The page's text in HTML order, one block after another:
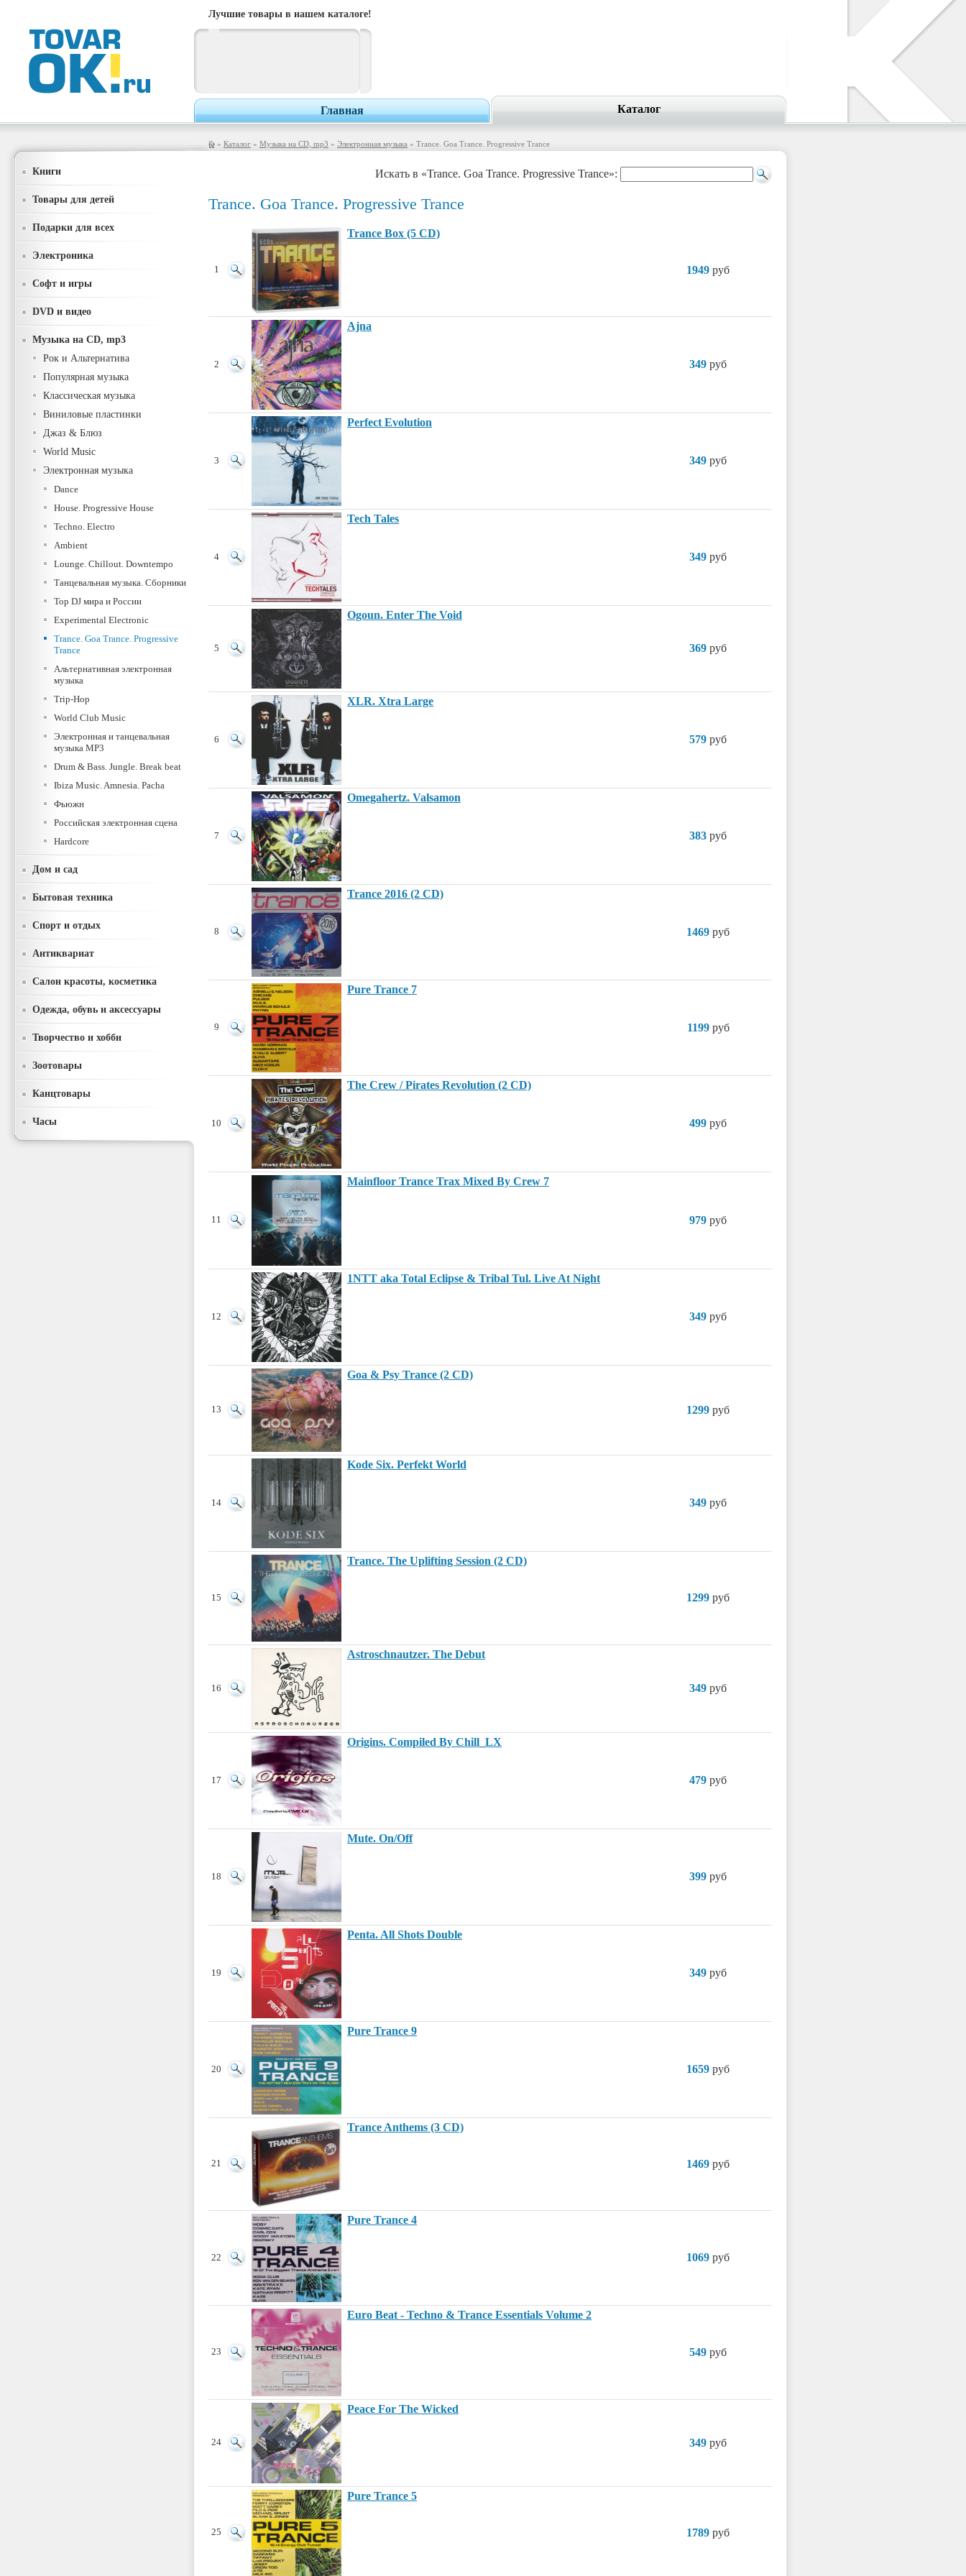
Лучшие товары в нашем каталоге!
Главная Каталог
» Каталог » Музыка на CD, mp3 » Электронная музыка » Trance. Goa Trance. Progressive Trance
Книги
Товары для детей
Подарки для всех
Электроника
Софт и игры
DVD и видео
Музыка на CD, mp3
Рок и Альтернатива
Популярная музыка
Классическая музыка
Виниловые пластинки
Джаз & Блюз
World Music
Электронная музыка
Dance
House. Progressive House
Techno. Electro
Ambient
Lounge. Chillout. Downtempo
Танцевальная музыка. Сборники
Top DJ мира и России
Experimental Electronic
Trance. Goa Trance. Progressive
Trance
Альтернативная электронная
музыка
Trip-Hop
World Club Music
Электронная и танцевальная
музыка MP3
Drum & Bass. Jungle. Break beat
Ibiza Music. Amnesia. Pacha
Фьюжн
Российская электронная сцена
Hardcore
Дом и сад
Бытовая техника
Спорт и отдых
Антиквариат
Салон красоты, косметика
Одежда, обувь и аксессуары
Творчество и хобби
Зоотовары
Канцтовары
Часы
Искать в «Trance. Goa Trance. Progressive Trance»:
Trance. Goa Trance. Progressive Trance
1
Trance Box (5 CD)
1949 руб
2
Ajna
349 руб
3
Perfect Evolution
349 руб
4
Tech Tales
349 руб
5
Ogoun. Enter The Void
369 руб
6
XLR. Xtra Large
579 руб
7
Omegahertz. Valsamon
383 руб
8
Trance 2016 (2 CD)
1469 руб
9
Pure Trance 7
1199руб
10
The Crew / Pirates Revolution (2 CD)
499 руб
11
Mainfloor Trance Trax Mixed By Crew 7
979 руб
12
1NTT aka Total Eclipse & Tribal Tul. Live At Night
349 руб
13
Goa & Psy Trance (2 CD)
1299 руб
14
Kode Six. Perfekt World
349 руб
15
Trance. The Uplifting Session (2 CD)
1299 руб
16
Astroschnautzer. The Debut
349 руб
17
Origins. Compiled By Chill_LX
479 руб
18
Mute. On/Off
399 руб
19
Penta. All Shots Double
349 руб
20
Pure Trance 9
1659 руб
21
Trance Anthems (3 CD)
1469 руб
22
Pure Trance 4
1069 руб
23
Euro Beat - Techno & Trance Essentials Volume 2
549 руб
24
Peace For The Wicked
349 руб
25
Pure Trance 5
1789 руб